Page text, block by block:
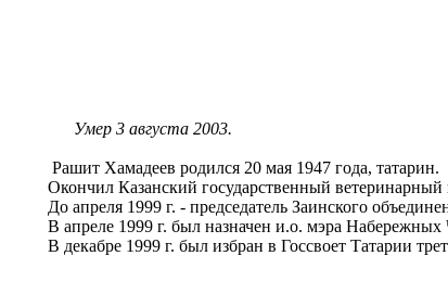
Умер 3 августа 2003.
Рашит Хамадеев родился 20 мая 1947 года, татарин.
Окончил Казанский государственный
До апреля 1999 г. - председатель Заинского
В апреле 1999 г. был назначен и.о. мэра Набережных
В декабре 1999 г. был избран в Госсвоет Татарии